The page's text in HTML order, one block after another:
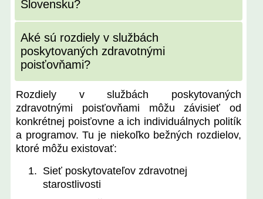
Slovensku?
Aké sú rozdiely v službách
poskytovaných zdravotnými
poisťovňami?
Rozdiely v službách poskytovaných
zdravotnými poisťovňami môžu závisieť od
konkrétnej poisťovne a ich individuálnych politík
a programov. Tu je niekoľko bežných rozdielov,
ktoré môžu existovať:
Sieť poskytovateľov zdravotnej
starostlivosti